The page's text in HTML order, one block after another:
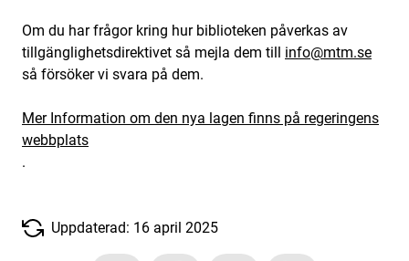
Om du har frågor kring hur biblioteken påverkas av
tillgänglighetsdirektivet så mejla dem till info@mtm.se
så försöker vi svara på dem.
Mer Information om den nya lagen finns på regeringens
webbplats
.
Uppdaterad: 16 april 2025